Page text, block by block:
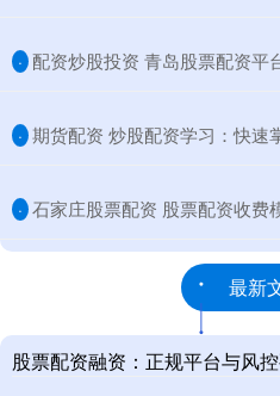
· 配资炒股投资 青岛股票配资平
· 期货配资 炒股配资学习：快速
· 石家庄股票配资 股票配资收费
最新
股票配资融资：正规平台与风